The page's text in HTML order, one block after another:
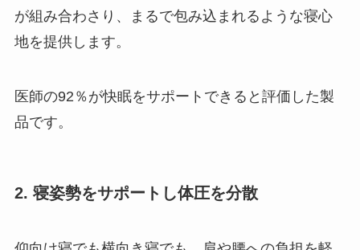
が組み合わさり、まるで包み込まれるような寝心
地を提供します。
医師の92％が快眠をサポートできると評価した製
品です。
2. 寝姿勢をサポートし体圧を分散